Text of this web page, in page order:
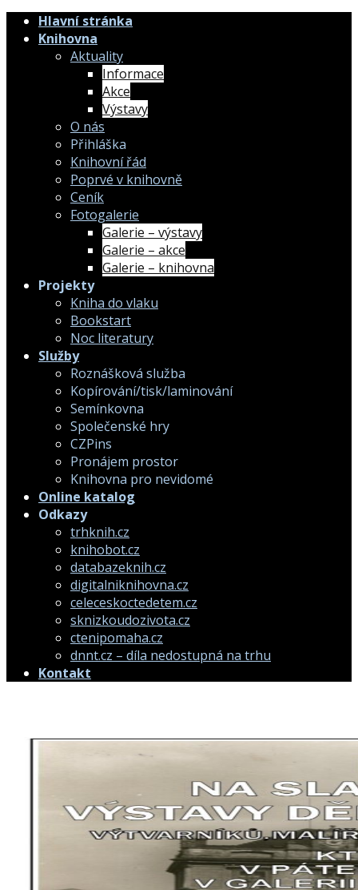
Hlavní stránka
Knihovna
Aktuality
Informace
Akce
Výstavy
O nás
Přihláška
Knihovní řád
Poprvé v knihovně
Ceník
Fotogalerie
Galerie – výstavy
Galerie – akce
Galerie – knihovna
Projekty
Kniha do vlaku
Bookstart
Noc literatury
Služby
Roznášková služba
Kopírování/tisk/laminování
Semínkovna
Společenské hry
CZPins
Pronájem prostor
Knihovna pro nevidomé
Online katalog
Odkazy
trhknih.cz
knihobot.cz
databazeknih.cz
digitalniknihovna.cz
celeceskoctedetem.cz
sknizkoudozivota.cz
ctenipomaha.cz
dnnt.cz – díla nedostupná na trhu
Kontakt